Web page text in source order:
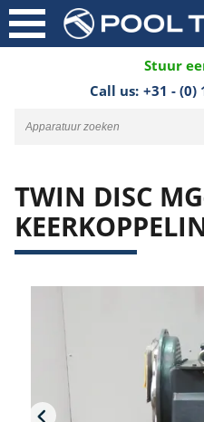
Stuur
Call us: +31 - (0)
TWIN DISC